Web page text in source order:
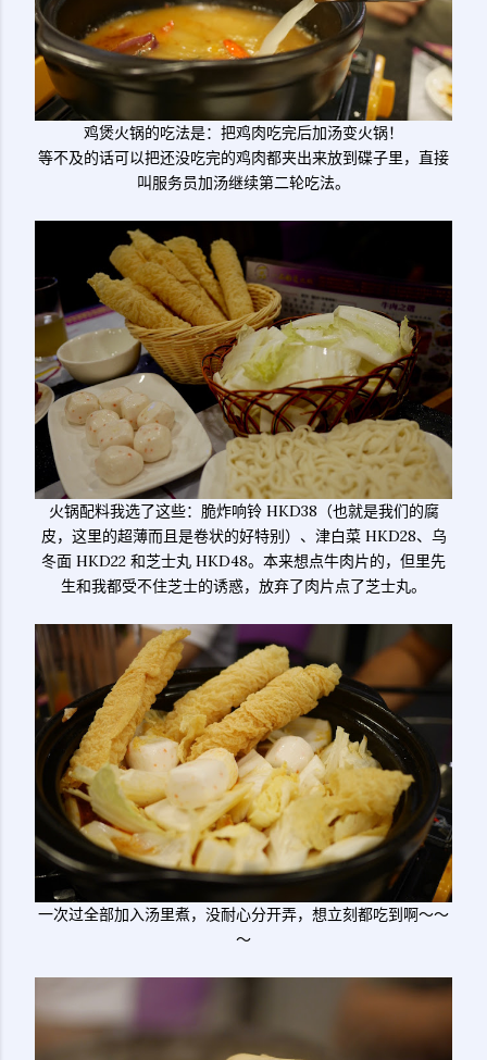
鸡煲火锅的吃法是：把鸡肉吃完后加汤变火锅！
等不及的话可以把还没吃完的鸡肉都夹出来放到碟子里，直接
叫服务员加汤继续第二轮吃法。
火锅配料我选了这些：脆炸响铃 HKD38（也就是我们的腐
皮，这里的超薄而且是卷状的好特别）、津白菜 HKD28、乌
冬面 HKD22 和芝士丸 HKD48。本来想点牛肉片的，但里先
生和我都受不住芝士的诱惑，放弃了肉片点了芝士丸。
一次过全部加入汤里煮，没耐心分开弄，想立刻都吃到啊～～
～